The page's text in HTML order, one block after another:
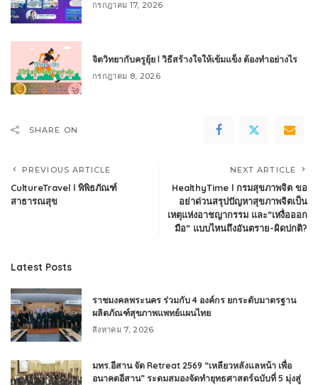
กรกฎาคม 17, 2026
จิตวิทยากับครูยุ้ย l วิธีสร้างใจให้เข้มแข็ง ต้องทำอย่างไร
กรกฎาคม 8, 2026
SHARE ON
PREVIOUS ARTICLE
CultureTravel l พิพิธภัณฑ์
สาธารณสุข
NEXT ARTICLE
HealthyTime l กรมสุขภาพจิต ขอ
อย่าด่วนสรุปปัญหาสุขภาพจิตเป็น
เหตุแห่งอาชญากรรม และ”เหงื่อออก
มือ” แบบไหนถึงอันตราย-ผิดปกติ?
Latest Posts
ราชมงคลพระนคร ร่วมกับ 4 องค์กร ยกระดับมาตรฐาน
ผลิตภัณฑ์สุขภาพแพทย์แผนไทย
สิงหาคม 7, 2026
มทร.อีสาน จัด Retreat 2569 “เหลียวหลังแลหน้า เพื่อ
อนาคตอีสาน” ระดมสมองจัดทำยุทธศาสตร์ฉบับที่ 5 มุ่งสู่